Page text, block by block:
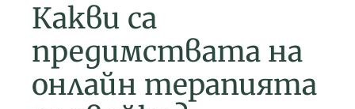
Какви са
предимствата на
онлайн терапията